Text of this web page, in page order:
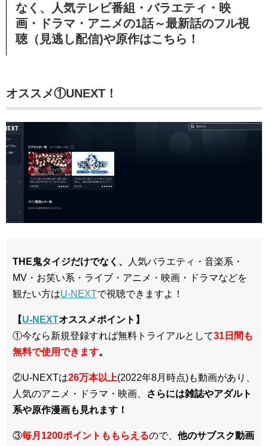
なく、人気テレビ番組・バラエティ・映
画・ドラマ・アニメの1話～最新話のフル視
聴（見逃し配信)や原作はこちら！
オススメ①UNEXT！
THE鬼タイジだけでなく、
人気バラエティ・音楽系・
MV・お笑い系・ライブ・アニメ・映画・ドラマなどを
観たい方はU-NEXTで視聴できますよ！
【U-NEXTオススメポイント】
①今なら新規登録すれば無料トライアルとして31日間も
無料で使用できます。
②U-NEXTは26万本以上(2022年8月時点)も動画があり、
人気のアニメ・ドラマ・映画、
さらには雑誌やアダルト
系や原作漫画も見れます！
③毎月1200ポイントももらえるので、 他のサブスク動画